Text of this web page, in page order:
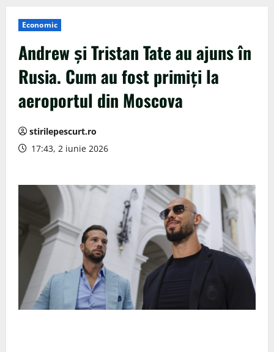
Economic
Andrew și Tristan Tate au ajuns în
Rusia. Cum au fost primiți la
aeroportul din Moscova
stirilepescurt.ro
17:43, 2 iunie 2026